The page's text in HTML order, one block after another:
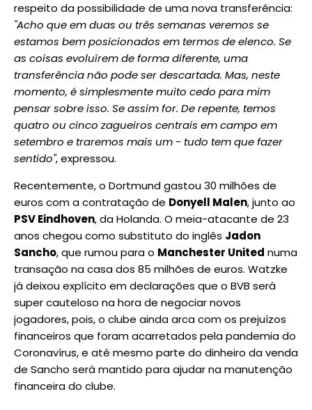
respeito da possibilidade de uma nova transferência:
"Acho que em duas ou três semanas veremos se
estamos bem posicionados em termos de elenco. Se
as coisas evoluírem de forma diferente, uma
transferência não pode ser descartada. Mas, neste
momento, é simplesmente muito cedo para mim
pensar sobre isso. Se assim for. De repente, temos
quatro ou cinco zagueiros centrais em campo em
setembro e traremos mais um - tudo tem que fazer
sentido", expressou.
Recentemente, o Dortmund gastou 30 milhões de
euros com a contratação de Donyell Malen, junto ao
PSV Eindhoven, da Holanda. O meia-atacante de 23
anos chegou como substituto do inglês Jadon
Sancho, que rumou para o Manchester United numa
transação na casa dos 85 milhões de euros. Watzke
já deixou explícito em declarações que o BVB será
super cauteloso na hora de negociar novos
jogadores, pois, o clube ainda arca com os prejuízos
financeiros que foram acarretados pela pandemia do
Coronavírus, e até mesmo parte do dinheiro da venda
de Sancho será mantido para ajudar na manutenção
financeira do clube.